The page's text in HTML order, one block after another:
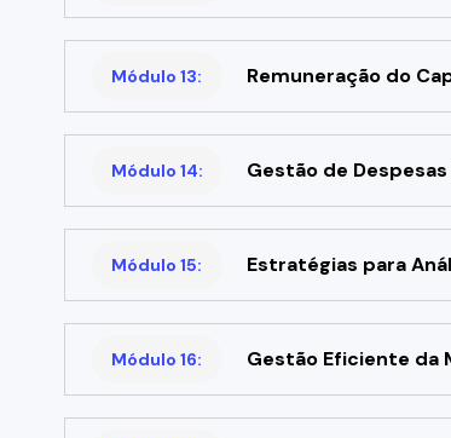
Módulo 13: Remuneração do
Módulo 14: Gestão de
Módulo 15: Estratégias para
Módulo 16: Gestão Eficiente da